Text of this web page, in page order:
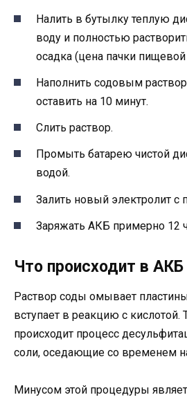
Налить в бутылку теплую
воду и полностью
осадка (цена пачки
Наполнить содовым
оставить на 10 минут.
Слить раствор.
Промыть батарею чистой
водой.
Залить новый электролит с
Заряжать АКБ примерно 12
Что происходит в АКБ
Раствор соды омывает
вступает в реакцию с кислотой.
происходит процесс
соли, оседающие со временем
Минусом этой процедуры